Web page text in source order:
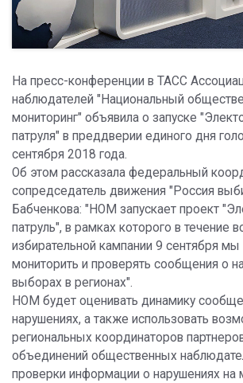
На пресс-конференции в ТАСС
наблюдателей "Национальный
мониторинг" объявила о запуске
патруля" в преддверии единого дня
сентября 2018 года.
Об этом рассказала федеральный
сопредседатель движения "Россия
Бабченкова: "НОМ запускает проект
патруль", в рамках которого в течение
избирательной кампании 9 сентября
мониторить и проверять сообщения о
выборах в регионах".
НОМ будет оценивать динамику
нарушениях, а также использовать
региональных координаторов
объединений общественных
проверки информации о нарушениях на